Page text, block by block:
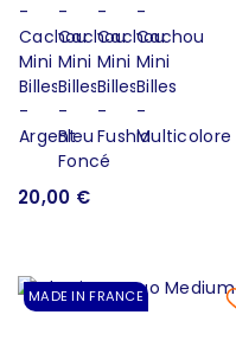
20,00 €
MADE IN FRANCE